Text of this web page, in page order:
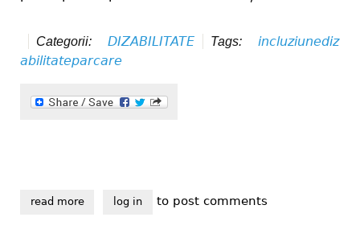
Categorii: DIZABILITATE Tags: incluziunediz
abilitateparcare
read moreabout incluziunea începe din parcare
log in to post comments